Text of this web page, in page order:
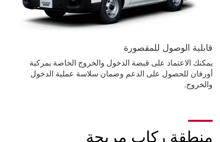
قابلية الوصول للمقصورة
يمكنك الاعتماد على قبضة الدخول والخروج الخاصة بمركبة
أورفان للحصول على الدعم وضمان سلاسة عملية الدخول
والخروج.
منطقة ركاب مريحة